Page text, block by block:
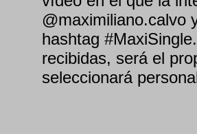
@maximiliano.calvo
hashtag
recibidas, será el
seleccionará